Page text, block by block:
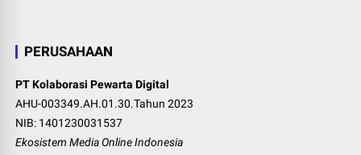
PERUSAHAAN
PT Kolaborasi Pewarta Digital
AHU-003349.AH.01.30.Tahun 2023
NIB: 1401230031537
Ekosistem Media Online Indonesia